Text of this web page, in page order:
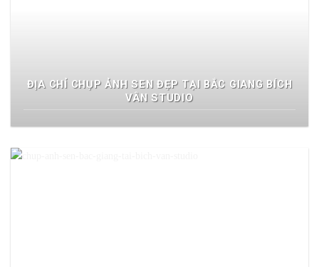
ĐỊA CHỈ CHỤP ẢNH SEN ĐẸP TẠI BẮC GIANG BÍCH
VÂN STUDIO